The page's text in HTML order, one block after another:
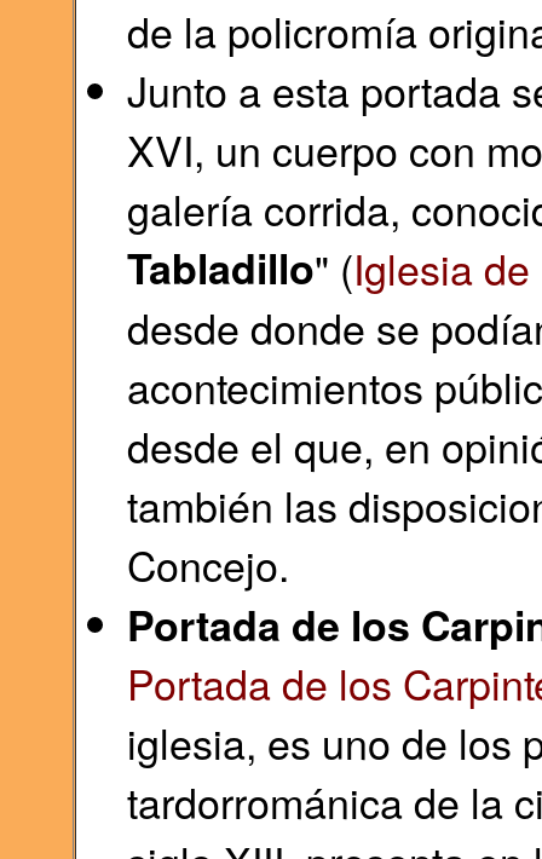
de la policromía
Junto a esta portada
XVI, un cuerpo con
galería corrida,
Tabladillo" (Iglesia
desde donde se
acontecimientos
desde el que, en
también las
Concejo.
Portada de los
Portada de los
iglesia, es uno de los
tardorrománica de la